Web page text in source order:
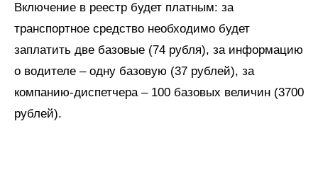
Включение в реестр будет платным: за
транспортное средство необходимо будет
заплатить две базовые (74 рубля), за информацию
о водителе – одну базовую (37 рублей), за
компанию-диспетчера – 100 базовых величин (3700
рублей).